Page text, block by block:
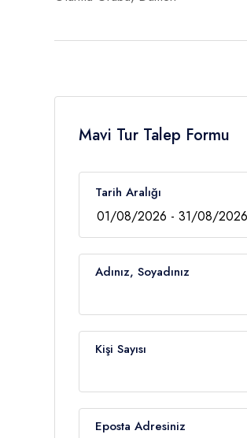
Mavi Tur Talep Formu
Tarih Aralığı
Adınız, Soyadınız
Kişi Sayısı
Eposta Adresiniz